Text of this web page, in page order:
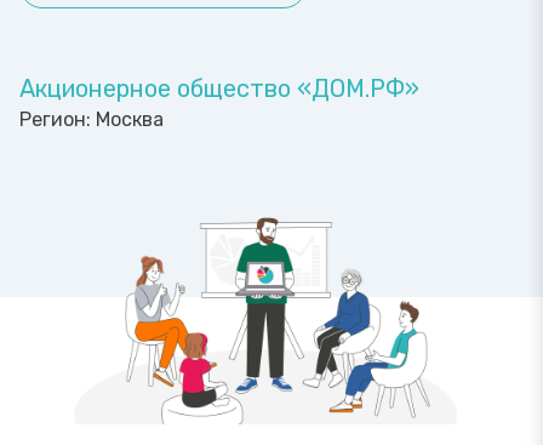
Акционерное общество «ДОМ.РФ»
Регион: Москва